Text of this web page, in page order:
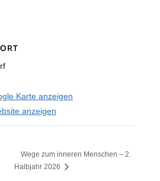
Karte anzeigen
anzeigen
Wege zum inneren Menschen – 2.
Halbjahr 2026